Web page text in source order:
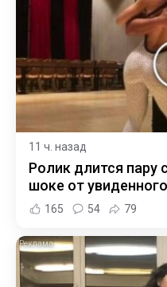
11 ч. назад
Ролик длится пару
шоке от увиденного
165 54 79